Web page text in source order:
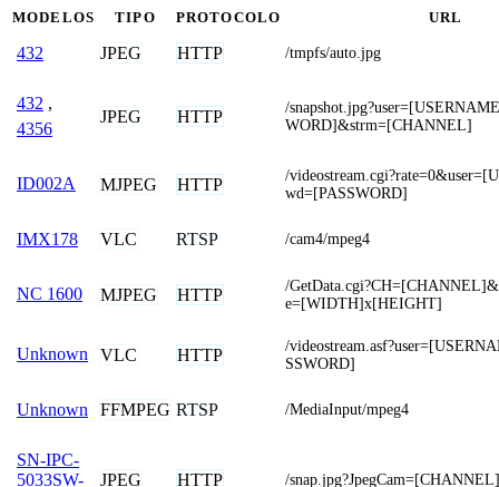
MODELOS TIPO PROTOCOLO URL
432 JPEG HTTP /tmpfs/auto.jpg
432 ,
4356
JPEG HTTP
/
WORD]&strm=[CHANNEL]
ID002A MJPEG HTTP
/
wd=[PASSWORD]
IMX178 VLC RTSP /cam4/mpeg4
NC 1600 MJPEG HTTP
/
e=[WIDTH]x[HEIGHT]
Unknown VLC HTTP
/
SSWORD]
Unknown FFMPEG RTSP /MediaInput/mpeg4
SN-IPC-
5033SW-
JPEG HTTP /snap.jpg?JpegCam=[CHANNEL]